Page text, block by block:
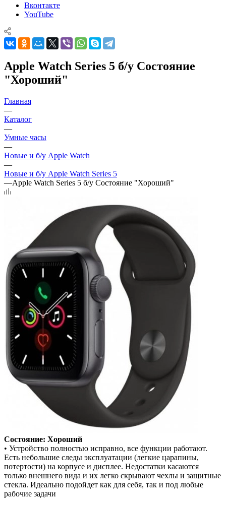
Вконтакте
YouTube
Apple Watch Series 5 б/у Состояние
"Хороший"
Главная
—
Каталог
—
Умные часы
—
Новые и б/у Apple Watch
—
Новые и б/у Apple Watch Series 5
—Apple Watch Series 5 б/у Состояние "Хороший"
Состояние: Хороший
• Устройство полностью исправно, все функции работают.
Есть небольшие следы эксплуатации (легкие царапины,
потертости) на корпусе и дисплее. Недостатки касаются
только внешнего вида и их легко скрывают чехлы и защитные
стекла. Идеально подойдет как для себя, так и под любые
рабочие задачи